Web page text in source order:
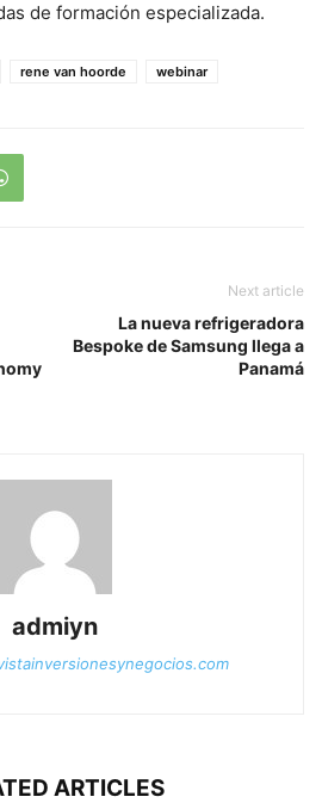
de formación especializada.
rene van hoorde webinar
Next article
La nueva refrigeradora
Bespoke de Samsung llega a
Panamá
admiyn
ARTICLES